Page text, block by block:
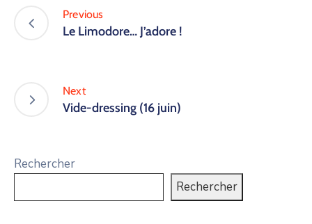
Previous
Le Limodore… J’adore !
Next
Vide-dressing (16 juin)
Rechercher
Rechercher